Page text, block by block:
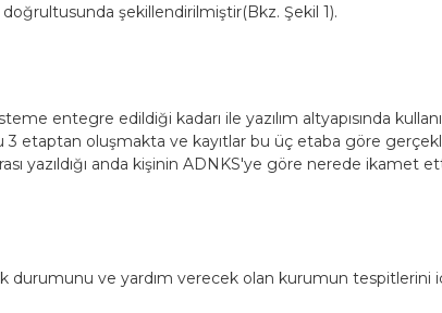
şekillendirilmiştir(Bkz. Şekil 1).
edildiği kadarı ile yazılım altyapısında
etaptan oluşmakta ve kayıtlar bu üç etaba göre
yazıldığı anda kişinin ADNKS'ye göre nerede ikamet
ve yardım verecek olan kurumun tespitlerini